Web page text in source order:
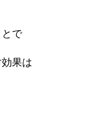
で
果は